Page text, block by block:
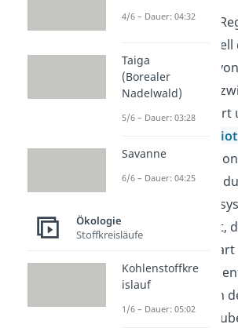
Die Lotka Volterra
vereinfachtes
Du gehst dabei
nur die Beziehung
und Beute
Umweltfaktoren
Außerdem nimmst
an, dass es im
eine Räuberart gibt,
genau einer
Beute selbst hat
einen Fressfeind. In
ernährt sich ein
4/6 – Dauer: 04:32
Taiga
(Borealer
Nadelwald)
5/6 – Dauer: 03:28
Savanne
6/6 – Dauer: 04:25
Ökologie
Stoffkreisläufe
Kohlenstoffkre
islauf
1/6 – Dauer: 05:02